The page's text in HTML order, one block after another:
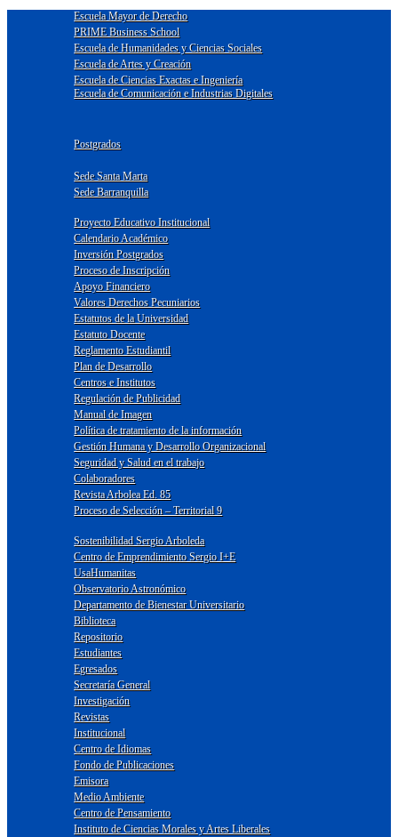
Escuela Mayor de Derecho
PRIME Business School
Escuela de Humanidades y Ciencias Sociales
Escuela de Artes y Creación
Escuela de Ciencias Exactas e Ingeniería
Escuela de Comunicación e Industrias Digitales
Postgrados
Sede Santa Marta
Sede Barranquilla
Proyecto Educativo Institucional
Calendario Académico
Inversión Postgrados
Proceso de Inscripción
Apoyo Financiero
Valores Derechos Pecuniarios
Estatutos de la Universidad
Estatuto Docente
Reglamento Estudiantil
Plan de Desarrollo
Centros e Institutos
Regulación de Publicidad
Manual de Imagen
Política de tratamiento de la información
Gestión Humana y Desarrollo Organizacional
Seguridad y Salud en el trabajo
Colaboradores
Revista Arbolea Ed. 85
Proceso de Selección – Territorial 9
Sostenibilidad Sergio Arboleda
Centro de Emprendimiento Sergio I+E
UsaHumanitas
Observatorio Astronómico
Departamento de Bienestar Universitario
Biblioteca
Repositorio
Estudiantes
Egresados
Secretaría General
Investigación
Revistas
Institucional
Centro de Idiomas
Fondo de Publicaciones
Emisora
Medio Ambiente
Centro de Pensamiento
Instituto de Ciencias Morales y Artes Liberales